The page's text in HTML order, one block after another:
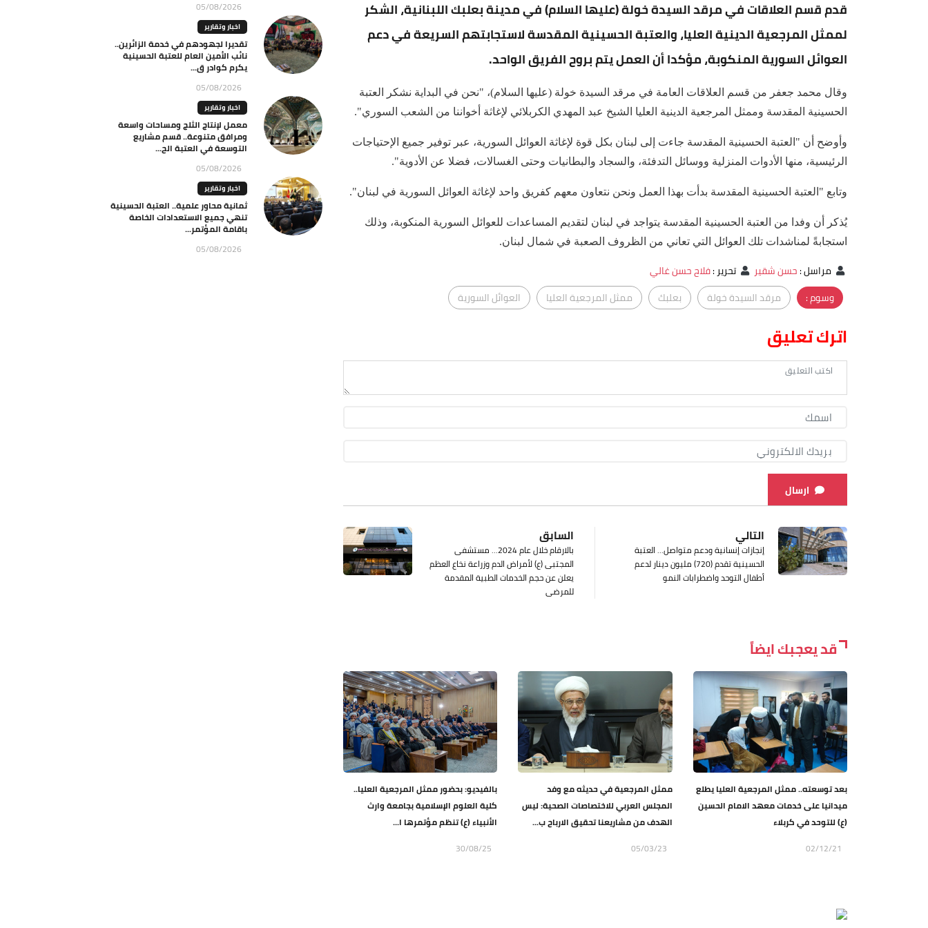
قدم قسم العلاقات في مرقد السيدة خولة (عليها السلام) في مدينة بعلبك اللبنانية، الشكر
لممثل المرجعية الدينية العليا، والعتبة الحسينية المقدسة لاستجابتهم السريعة في دعم
العوائل السورية المنكوبة، مؤكدا أن العمل يتم بروح الفريق الواحد.
وقال محمد جعفر من قسم العلاقات العامة في مرقد السيدة خولة (عليها السلام)، "نحن في البداية نشكر العتبة
الحسينية المقدسة وممثل المرجعية الدينية العليا الشيخ عبد المهدي الكربلائي لإغاثة أخواننا من الشعب السوري".
وأوضح أن "العتبة الحسينية المقدسة جاءت إلى لبنان بكل قوة لإغاثة العوائل السورية، عبر توفير جميع الإحتياجات
الرئيسية، منها الأدوات المنزلية ووسائل التدفئة، والسجاد والبطانيات وحتى الغسالات، فضلا عن الأدوية".
وتابع "العتبة الحسينية المقدسة بدأت بهذا العمل ونحن نتعاون معهم كفريق واحد لإغاثة العوائل السورية في لبنان".
يُذكر أن وفدا من العتبة الحسينية المقدسة يتواجد في لبنان لتقديم المساعدات للعوائل السورية المنكوبة، وذلك
استجابةً لمناشدات تلك العوائل التي تعاني من الظروف الصعبة في شمال لبنان.
مراسل:حسن شقير تحرير:فلاح حسن غالي
وسوم :
مرقد السيدة خولة بعلبك ممثل المرجعية العليا العوائل السورية
اترك تعليق
ارسال
السابق
بالارقام خلال عام 2024... مستشفى
المجتبى (ع) لأمراض الدم وزراعة نخاع العظم
يعلن عن حجم الخدمات الطبية المقدمة
للمرضى
التالي
إنجازات إنسانية ودعم متواصل... العتبة
الحسينية تقدم (720) مليون دينار لدعم
أطفال التوحد واضطرابات النمو
قد يعجبك ايضاً
بعد توسعته.. ممثل المرجعية العليا يطلع
ميدانيا على خدمات معهد الامام الحسين
(ع) للتوحد في كربلاء
02/12/21
ممثل المرجعية في حديثه مع وفد
المجلس العربي للاختصاصات الصحية: ليس
الهدف من مشاريعنا تحقيق الارباح ب...
05/03/23
بالفيديو: بحضور ممثل المرجعية العليا..
كلية العلوم الإسلامية بجامعة وارث
الأنبياء (ع) تنظم مؤتمرها ا...
30/08/25
05/08/2026
اخبار وتقارير
تقديرا لجهودهم في خدمة الزائرين..
نائب الأمين العام للعتبة الحسينية
يكرم كوادر ق...
05/08/2026
اخبار وتقارير
معمل لإنتاج الثلج ومساحات واسعة
ومرافق متنوعة.. قسم مشاريع
التوسعة في العتبة الح...
05/08/2026
اخبار وتقارير
ثمانية محاور علمية.. العتبة الحسينية
تنهي جميع الاستعدادات الخاصة
باقامة المؤتمر...
05/08/2026